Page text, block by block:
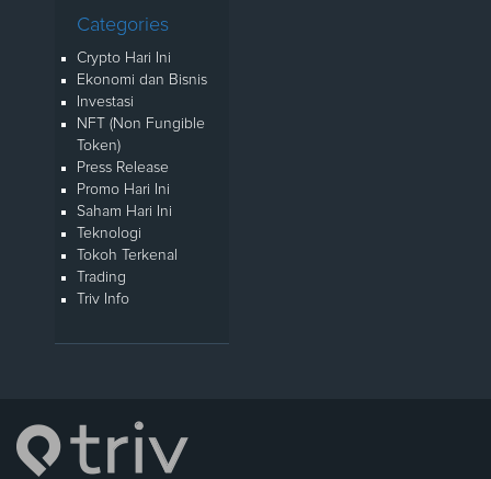
Categories
Crypto Hari Ini
Ekonomi dan Bisnis
Investasi
NFT (Non Fungible
Token)
Press Release
Promo Hari Ini
Saham Hari Ini
Teknologi
Tokoh Terkenal
Trading
Triv Info